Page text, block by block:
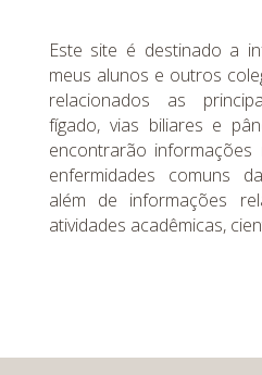
Este site é destinado a
meus alunos e outros
relacionados as
fígado, vias biliares e
encontrarão
enfermidades comuns
além de informações
atividades acadêmicas,